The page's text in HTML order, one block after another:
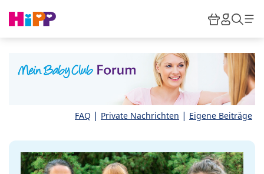
HiPP
FAQ | Private Nachrichten | Eigene Beiträge